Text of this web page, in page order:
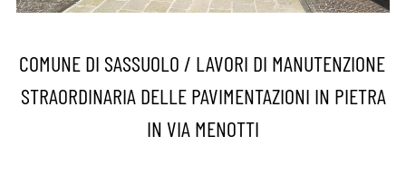
COMUNE DI SASSUOLO / LAVORI DI MANUTENZIONE
STRAORDINARIA DELLE PAVIMENTAZIONI IN PIETRA
IN VIA MENOTTI